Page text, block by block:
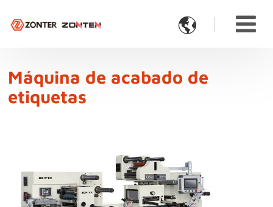

Máquina de acabado de
etiquetas